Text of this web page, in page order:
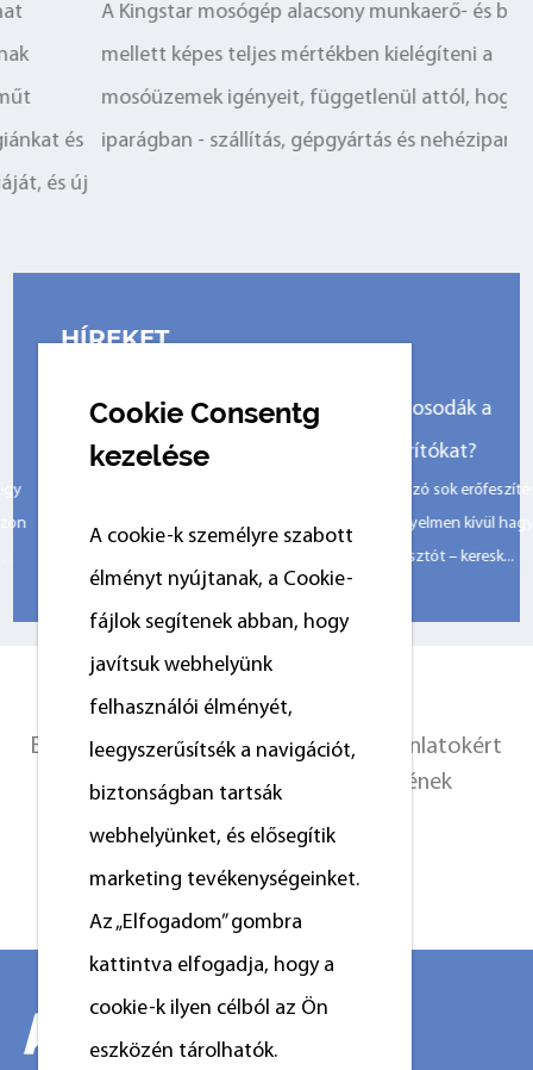
A Kingstar mosógép alacsony munkaerő- és biztonság
mellett képes teljes mértékben kielégíteni a
mosóüzemek igényeit, függetlenül attól, hogy milyen
iparágban - szállítás, gépgyártás és nehézipar.
HÍREKET
Hogyan választhatják ki a mosodák a
megfelelő kereskedelmi szárítókat?
fordít a mosógép kiválasztására. Figyelmen kívül hagynak
azonban egy jelentős energiafogyasztót – keresk...
Exkluzív ajánlatokért és legfrissebb ajánlatokért
regisztráljon az alábbi e-mail címének
Cookie Consentg
kezelése
A cookie-k személyre szabott
élményt nyújtanak, a Cookie-
fájlok segítenek abban, hogy
javítsuk webhelyünk
felhasználói élményét,
leegyszerűsítsék a navigációt,
biztonságban tartsák
webhelyünket, és elősegítik
marketing tevékenységeinket.
Az „Elfogadom” gombra
kattintva elfogadja, hogy a
cookie-k ilyen célból az Ön
eszközén tárolhatók.